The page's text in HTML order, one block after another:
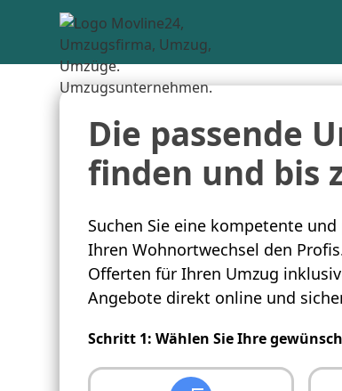
Die passende
finden und bis
Suchen Sie eine kompetente
Ihren Wohnortwechsel den
Offerten für Ihren Umzug
Angebote direkt online und
Schritt 1: Wählen Sie Ihre